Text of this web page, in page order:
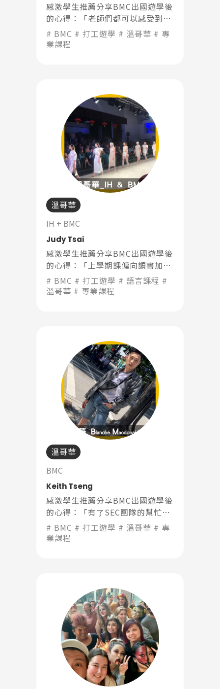
Latest News 最新消息
感激學生推薦分享BMC出國遊學後
的心得：「老師們都可以感受到對
時尚產業的熱愛和豐富的專業知
識」
BMC 打工遊學 溫哥華
專
業課程
溫哥華
IH + BMC
Judy Tsai
感激學生推薦分享BMC出國遊學後
的心得：「上學期課偏向讀書加強
專業知識為主，下學期的課則開始
以實作為方向」
BMC 打工遊學
語言課程
溫哥華
專業課程
溫哥華
BMC
Keith Tseng
感激學生推薦分享BMC出國遊學後
的心得：「有了SEC團隊的幫忙，
⼤大降低了被拒簽的風險。」
BMC 打工遊學 溫哥華
專
業課程